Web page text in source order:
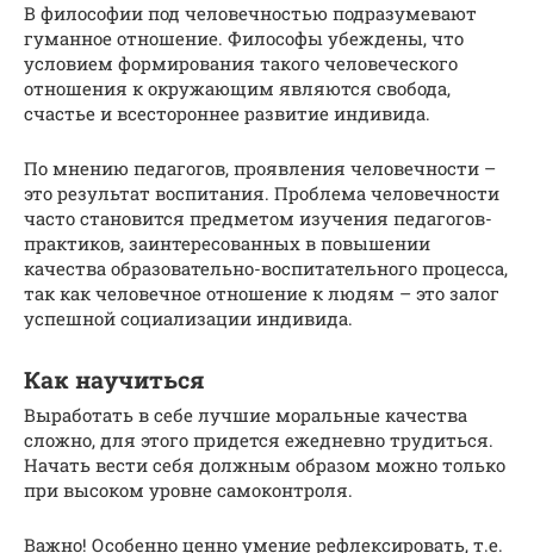
В философии под человечностью подразумевают
гуманное отношение. Философы убеждены, что
условием формирования такого человеческого
отношения к окружающим являются свобода,
счастье и всестороннее развитие индивида.
По мнению педагогов, проявления человечности –
это результат воспитания. Проблема человечности
часто становится предметом изучения педагогов-
практиков, заинтересованных в повышении
качества образовательно-воспитательного процесса,
так как человечное отношение к людям – это залог
успешной социализации индивида.
Как научиться
Выработать в себе лучшие моральные качества
сложно, для этого придется ежедневно трудиться.
Начать вести себя должным образом можно только
при высоком уровне самоконтроля.
Важно! Особенно ценно умение рефлексировать, т.е.